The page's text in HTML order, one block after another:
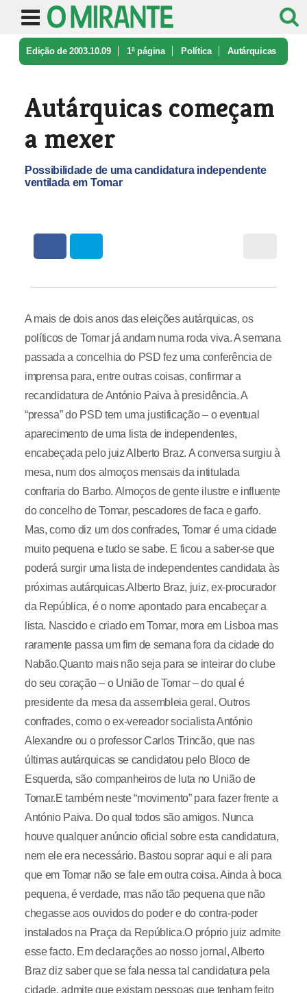
Edição de 2003.10.09 1ª página Política Autárquicas
Autárquicas começam
a mexer
Possibilidade de uma candidatura independente
ventilada em Tomar
A mais de dois anos das eleições autárquicas, os
políticos de Tomar já andam numa roda viva. A semana
passada a concelhia do PSD fez uma conferência de
imprensa para, entre outras coisas, confirmar a
recandidatura de António Paiva à presidência. A
“pressa” do PSD tem uma justificação – o eventual
aparecimento de uma lista de independentes,
encabeçada pelo juiz Alberto Braz. A conversa surgiu à
mesa, num dos almoços mensais da intitulada
confraria do Barbo. Almoços de gente ilustre e influente
do concelho de Tomar, pescadores de faca e garfo.
Mas, como diz um dos confrades, Tomar é uma cidade
muito pequena e tudo se sabe. E ficou a saber-se que
poderá surgir uma lista de independentes candidata às
próximas autárquicas.Alberto Braz, juiz, ex-procurador
da República, é o nome apontado para encabeçar a
lista. Nascido e criado em Tomar, mora em Lisboa mas
raramente passa um fim de semana fora da cidade do
Nabão.Quanto mais não seja para se inteirar do clube
do seu coração – o União de Tomar – do qual é
presidente da mesa da assembleia geral. Outros
confrades, como o ex-vereador socialista António
Alexandre ou o professor Carlos Trincão, que nas
últimas autárquicas se candidatou pelo Bloco de
Esquerda, são companheiros de luta no União de
Tomar.E também neste “movimento” para fazer frente a
António Paiva. Do qual todos são amigos. Nunca
houve qualquer anúncio oficial sobre esta candidatura,
nem ele era necessário. Bastou soprar aqui e ali para
que em Tomar não se fale em outra coisa. Ainda à boca
pequena, é verdade, mas não tão pequena que não
chegasse aos ouvidos do poder e do contra-poder
instalados na Praça da República.O próprio juiz admite
esse facto. Em declarações ao nosso jornal, Alberto
Braz diz saber que se fala nessa tal candidatura pela
cidade, admite que existam pessoas que tenham feito